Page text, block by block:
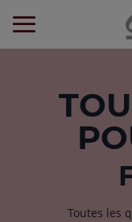
au
Toutes les